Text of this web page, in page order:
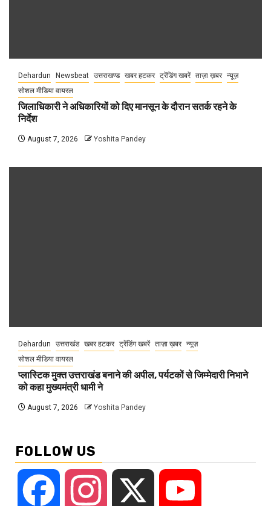
Dehardun Newsbeat उत्तराखण्ड खबर हटकर ट्रेंडिंग खबरें ताज़ा ख़बर न्यूज़
सोशल मीडिया वायरल
जिलाधिकारी ने अधिकारियों को दिए मानसून के दौरान सतर्क रहने के
निर्देश
August 7, 2026 Yoshita Pandey
Dehardun उत्तराखंड खबर हटकर ट्रेंडिंग खबरें ताज़ा ख़बर न्यूज़
सोशल मीडिया वायरल
प्लास्टिक मुक्त उत्तराखंड बनाने की अपील, पर्यटकों से जिम्मेदारी निभाने
को कहा मुख्यमंत्री धामी ने
August 7, 2026 Yoshita Pandey
FOLLOW US
Facebook Instagram